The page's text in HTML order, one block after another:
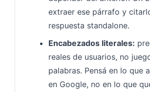
extraer ese párrafo y
respuesta standalone.
Encabezados literales:
reales de usuarios, no
palabras. Pensá en lo que
en Google, no en lo que